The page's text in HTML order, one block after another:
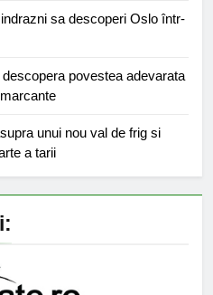
sa descoperi Oslo într-
povestea adevarata
unui nou val de frig si
a tarii